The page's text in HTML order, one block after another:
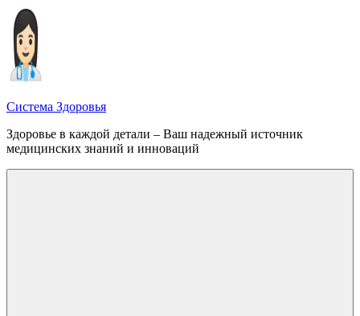
Перейти
содержимому
Система Здоровья
Здоровье в каждой детали – Ваш надежный источник
медицинских знаний и инноваций